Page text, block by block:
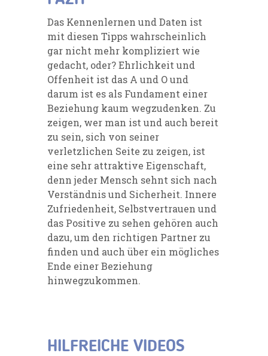
Das Kennenlernen und Daten ist
mit diesen Tipps wahrscheinlich
gar nicht mehr kompliziert wie
gedacht, oder? Ehrlichkeit und
Offenheit ist das A und O und
darum ist es als Fundament einer
Beziehung kaum wegzudenken. Zu
zeigen, wer man ist und auch bereit
zu sein, sich von seiner
verletzlichen Seite zu zeigen, ist
eine sehr attraktive Eigenschaft,
denn jeder Mensch sehnt sich nach
Verständnis und Sicherheit. Innere
Zufriedenheit, Selbstvertrauen und
das Positive zu sehen gehören auch
dazu, um den richtigen Partner zu
finden und auch über ein mögliches
Ende einer Beziehung
hinwegzukommen.
HILFREICHE VIDEOS